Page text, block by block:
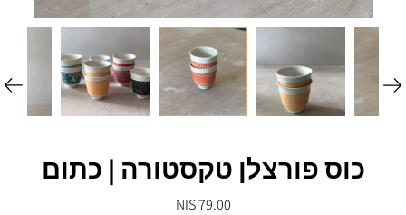
כוס פורצלן טקסטורה | כתום
79.00 NIS